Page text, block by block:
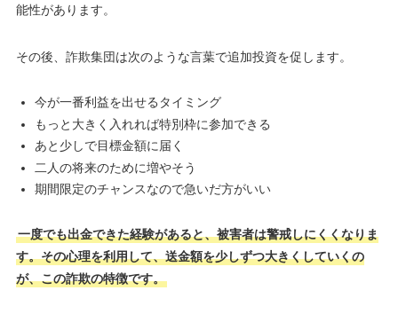
能性があります。
その後、詐欺集団は次のような言葉で追加投資を促します。
今が一番利益を出せるタイミング
もっと大きく入れれば特別枠に参加できる
あと少しで目標金額に届く
二人の将来のために増やそう
期間限定のチャンスなので急いだ方がいい
一度でも出金できた経験があると、被害者は警戒しにくくなりま
す。その心理を利用して、送金額を少しずつ大きくしていくの
が、この詐欺の特徴です。